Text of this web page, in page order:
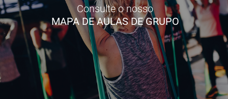
Consulte o nosso
MAPA DE AULAS DE GRUPO